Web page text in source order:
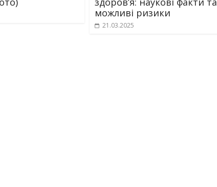
можливі ризики
21.03.2025